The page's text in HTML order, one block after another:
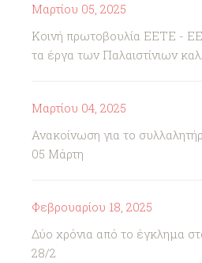
Μαρτίου 05, 2025
Κοινή πρωτοβουλία ΕΕΤΕ -
τα έργα των Παλαιστίνιων
Μαρτίου 04, 2025
Ανακοίνωση για το
05 Μάρτη
Φεβρουαρίου 18, 2025
Δύο χρόνια από το έγκλημα
28/2